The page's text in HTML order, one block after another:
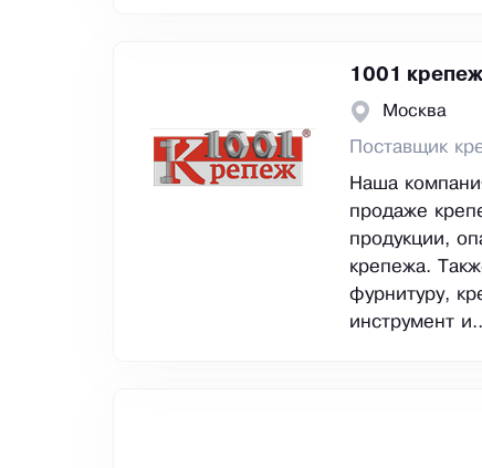
1001 крепеж
Москва
Поставщик
Наша
продаже
продукции,
крепежа.
фурнитуру,
инструмент